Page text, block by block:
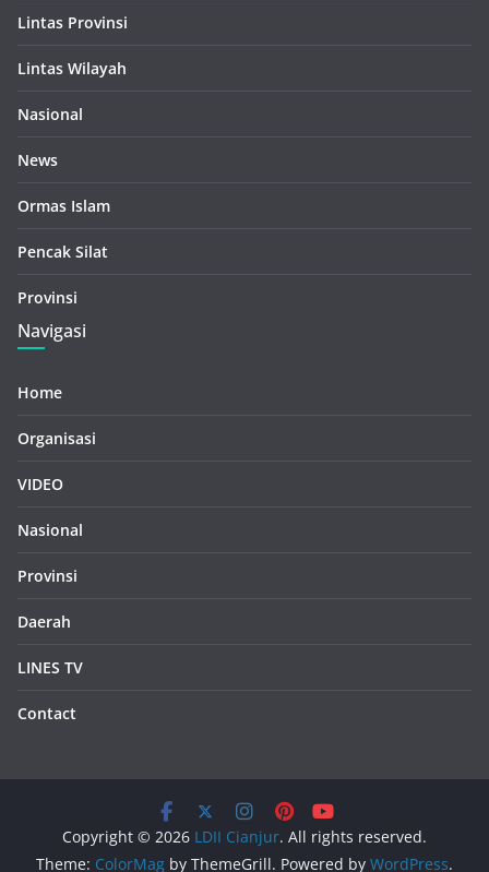
Lintas Provinsi
Lintas Wilayah
Nasional
News
Ormas Islam
Pencak Silat
Provinsi
Navigasi
Home
Organisasi
VIDEO
Nasional
Provinsi
Daerah
LINES TV
Contact
Copyright © 2026 LDII Cianjur. All rights reserved.
Theme: ColorMag by ThemeGrill. Powered by WordPress.